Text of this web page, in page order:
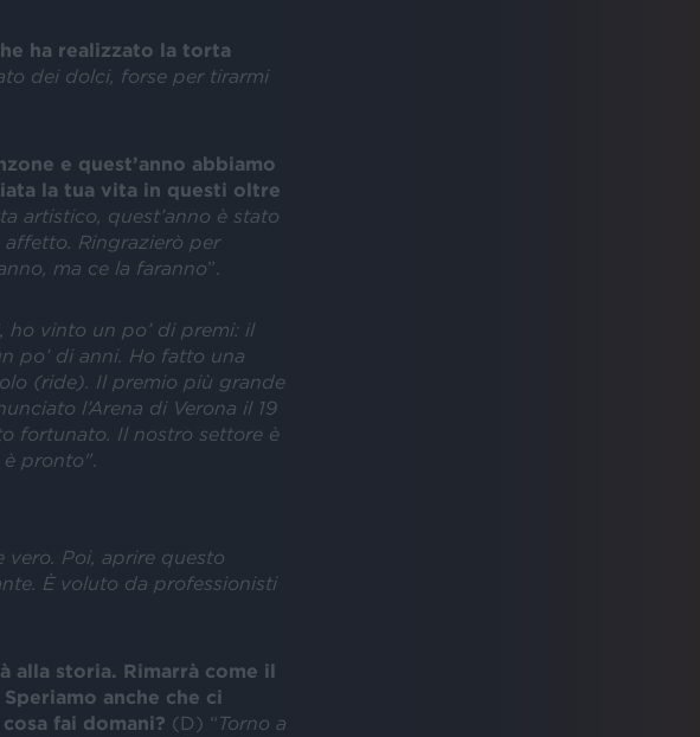
ha realizzato la torta
dei dolci, forse per tirarmi
e quest’anno abbiamo
la tua vita in questi oltre
artistico, quest’anno è stato
Ringrazierò per
ma ce la faranno”.
ho vinto un po’ di premi: il
po’ di anni. Ho fatto una
(ride). Il premio più grande
l’Arena di Verona il 19
fortunato. Il nostro settore è
è pronto".
vero. Poi, aprire questo
È voluto da professionisti
alla storia. Rimarrà come il
anche che ci
fai domani? (D) “Torno a